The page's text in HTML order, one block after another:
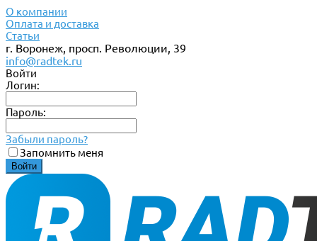
О компании
Оплата и доставка
Статьи
г. Воронеж, просп. Революции, 39
info@radtek.ru
Войти
Логин:
Пароль:
Забыли пароль?
Запомнить меня